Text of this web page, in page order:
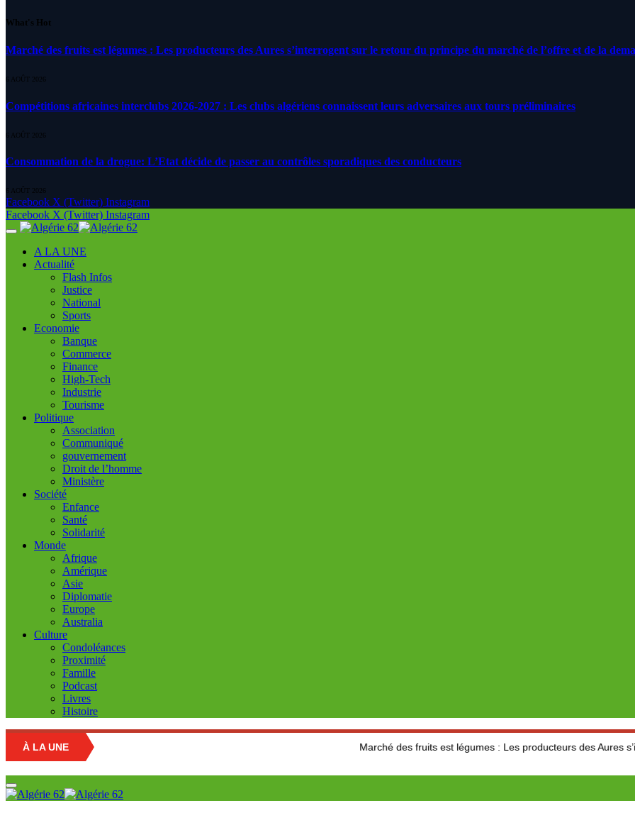
What's Hot
Marché des fruits est légumes : Les producteurs des Aures s’interrogent sur le retour du principe du marché de l’offre et de la
6 AOÛT 2026
Compétitions africaines interclubs 2026-2027 : Les clubs algériens connaissent leurs adversaires aux tours préliminaires
6 AOÛT 2026
Consommation de la drogue: L’Etat décide de passer au contrôles sporadiques des conducteurs
6 AOÛT 2026
Facebook X (Twitter) Instagram
Facebook X (Twitter) Instagram
A LA UNE
Actualité
Flash Infos
Justice
National
Sports
Economie
Banque
Commerce
Finance
High-Tech
Industrie
Tourisme
Politique
Association
Communiqué
gouvernement
Droit de l’homme
Ministère
Société
Enfance
Santé
Solidarité
Monde
Afrique
Amérique
Asie
Diplomatie
Europe
Australia
Culture
Condoléances
Proximité
Famille
Podcast
Livres
Histoire
À LA UNE Marché des fruits est légumes : Les producteurs des Aures